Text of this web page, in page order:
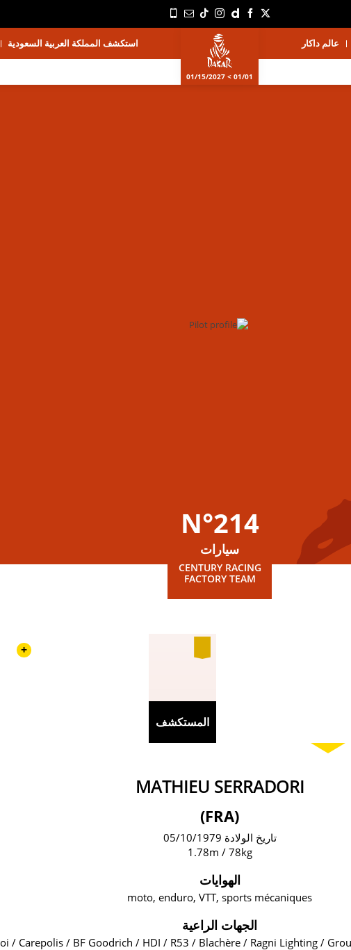
عالم داكار
01/01 > 01/15/2027
استكشف المملكة العربية السعودية
N°214
سيارات
CENTURY RACING
FACTORY TEAM
المستكشف
+
MATHIEU SERRADORI
(FRA)
تاريخ الولادة 05/10/1979
1.78m / 78kg
الهوايات
moto, enduro, VTT, sports mécaniques
الجهات الراعية
/ Carepolis / BF Goodrich / HDI / R53 / Blachère / Ragni Lighting /